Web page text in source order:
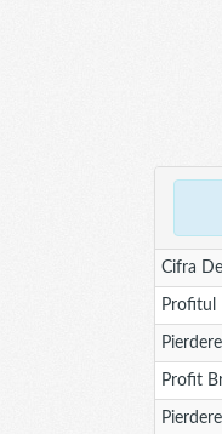
Cifra
Profitul
Profit